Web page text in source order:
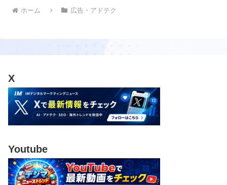
ホーム 広告・アドテク
X
Youtube